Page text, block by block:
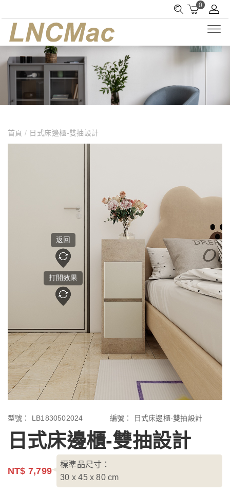
0
首頁/ 日式床邊櫃-雙抽設計
型號： LB1830502024 編號： 日式床邊櫃-雙抽設計
日式床邊櫃-雙抽設計
NT$ 7,799
標準品尺寸：
30 x 45 x 80cm